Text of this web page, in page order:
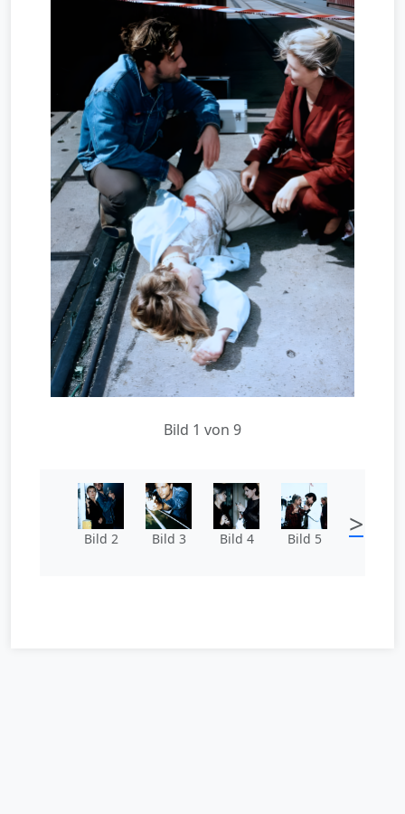
Bild 1 von 9
Bild 2 Bild 3 Bild 4 Bild 5 >